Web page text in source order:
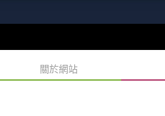
關於網站